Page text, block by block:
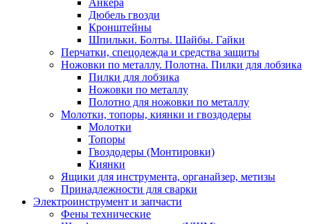
Анкера
Дюбель гвозди
Кронштейны
Шпильки. Болты. Шайбы. Гайки
Перчатки, спецодежда и средства защиты
Ножовки по металлу. Полотна. Пилки для лобзика
Пилки для лобзика
Ножовки по металлу
Полотно для ножовки по металлу
Молотки, топоры, киянки и гвоздодеры
Молотки
Топоры
Гвоздодеры (Монтировки)
Киянки
Ящики для инструмента, органайзер, метизы
Принадлежности для сварки
Электроинструмент и запчасти
Фены технические